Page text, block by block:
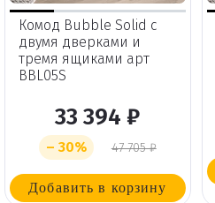
Комод Bubble Solid с
двумя дверками и
тремя ящиками арт
BBL05S
33 394 ₽
– 30% 47 705 ₽
Добавить в корзину